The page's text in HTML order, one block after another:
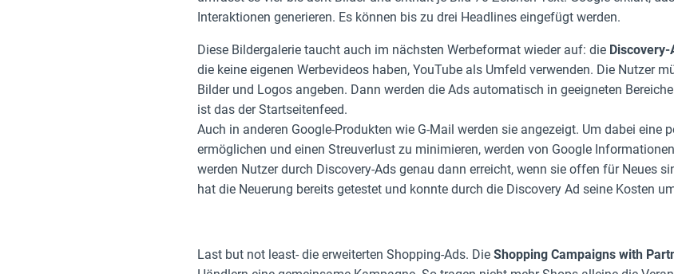
Interaktionen generieren. Es können bis zu drei Headlines eingefügt werden.
Diese Bildergalerie taucht auch im nächsten Werbeformat wieder auf: die Discovery-
die keine eigenen Werbevideos haben, YouTube als Umfeld verwenden. Die Nutzer
Bilder und Logos angeben. Dann werden die Ads automatisch in geeigneten
ist das der Startseitenfeed.
Auch in anderen Google-Produkten wie G-Mail werden sie angezeigt. Um dabei eine
ermöglichen und einen Streuverlust zu minimieren, werden von Google
werden Nutzer durch Discovery-Ads genau dann erreicht, wenn sie offen für Neues
hat die Neuerung bereits getestet und konnte durch die Discovery Ad seine Kosten
Last but not least- die erweiterten Shopping-Ads. Die Shopping Campaigns with